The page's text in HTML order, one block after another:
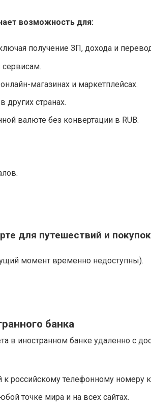
возможность для:
получение ЗП, дохода и
магазинах и маркетплейсах.
других странах.
валюте без конвертации в RUB.
для путешествий и
момент временно недоступны).
банка
в иностранном банке удаленно с
российскому телефонному номеру
точке мира и на всех сайтах.